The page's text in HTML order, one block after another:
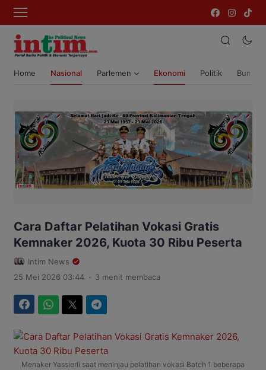
Home Nasional Parlemen Ekonomi Politik Bumi
Cara Daftar Pelatihan Vokasi Gratis
Kemnaker 2026, Kuota 30 Ribu Peserta
Intim News
25 Mei 2026 03:44 . 3 menit membaca
Menaker Yassierli saat meninjau pelatihan vokasi Batch 1 beberapa